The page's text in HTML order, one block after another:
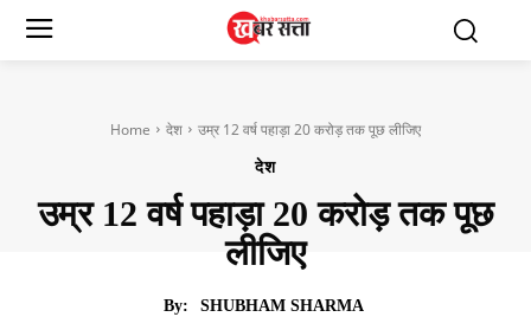
Home देश उम्र 12 वर्ष पहाड़ा 20 करोड़ तक पूछ लीजिए
देश
उम्र 12 वर्ष पहाड़ा 20 करोड़ तक पूछ
लीजिए
By:
SHUBHAM SHARMA